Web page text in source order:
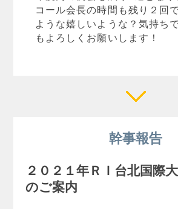
コール会長の時間も残り２回
ような嬉しいような？気持ち
もよろしくお願いします！
幹事報告
２０２１年ＲＩ台北国際
のご案内